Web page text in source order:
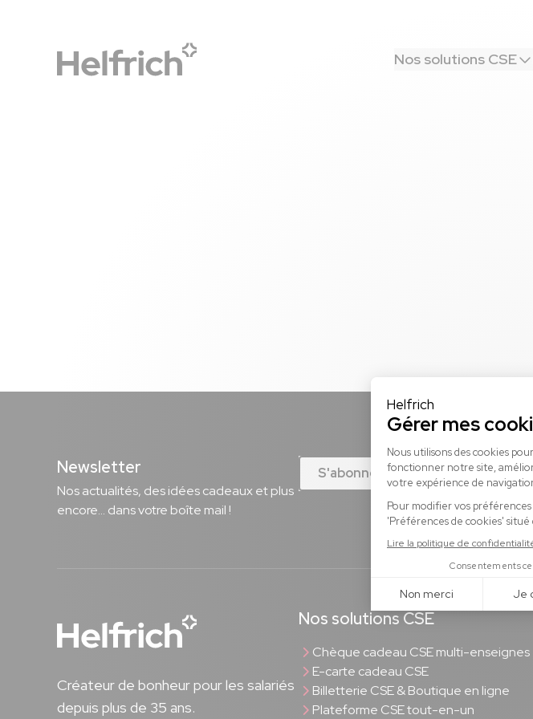
Nos solutions CSE
Newsletter
Nos actualités, des idées cadeaux et plus
encore... dans votre boîte mail !
S'abonner
Créateur de bonheur pour les salariés
depuis plus de 35 ans.
Nos solutions CSE
Chèque cadeau CSE multi-enseignes
E-carte cadeau CSE
Billetterie CSE & Boutique en ligne
Plateforme CSE tout-en-un